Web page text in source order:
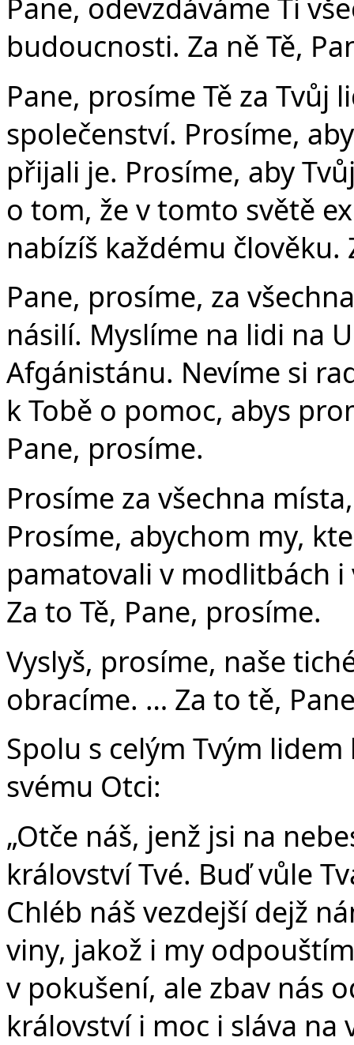
Pane, odevzdáváme Ti
budoucnosti. Za ně Tě,
Pane, prosíme Tě za Tvůj
společenství. Prosíme,
přijali je. Prosíme, aby
o tom, že v tomto světě
nabízíš každému člověku.
Pane, prosíme, za
násilí. Myslíme na lidi na
Afgánistánu. Nevíme si
k Tobě o pomoc, abys
Pane, prosíme.
Prosíme za všechna
Prosíme, abychom my,
pamatovali v modlitbách
Za to Tě, Pane, prosíme.
Vyslyš, prosíme, naše
obracíme. … Za to tě,
Spolu s celým Tvým
svému Otci:
„Otče náš, jenž jsi na
království Tvé. Buď vůle
Chléb náš vezdejší dejž
viny, jakož i my
v pokušení, ale zbav nás
království i moc i sláva na